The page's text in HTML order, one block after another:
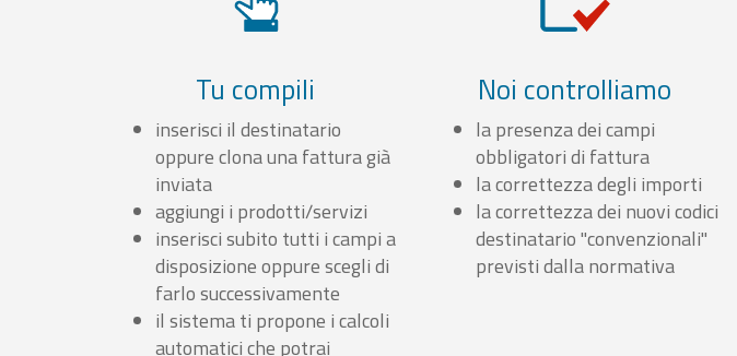
Tu compili
inserisci il destinatario
oppure clona una fattura già
inviata
aggiungi i prodotti/servizi
inserisci subito tutti i campi a
disposizione oppure scegli di
farlo successivamente
il sistema ti propone i calcoli
automatici che potrai
Noi controlliamo
la presenza dei campi
obbligatori di fattura
la correttezza degli importi
la correttezza dei nuovi codici
destinatario "convenzionali"
previsti dalla normativa